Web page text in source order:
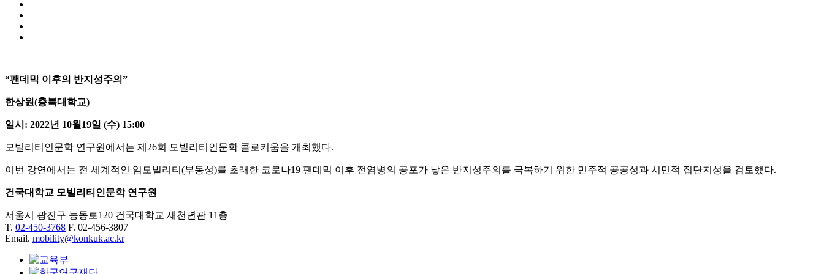
“팬데믹 이후의 반지성주의 ”
한상원(충북대학교)
일시: 2022년 10월19일 (수) 15:00
모빌리티인문학 연구원에서는 제26회 모빌리티인문학 콜로키움을 개최했다.
이번 강연에서는 전 세계적인 임모빌리티(부동성)를 초래한 코로나19 팬데믹 이후 전염병의 공포가 낳은 반지성주의를 극복하기 위한 민주적 공공성과 시민적 집단지성을 검토했다.
건국대학교 모빌리티인문학 연구원
서울시 광진구 능동로120 건국대학교 새천년관 11층
T. 02-450-3768 F. 02-456-3807
Email. mobility@konkuk.ac.kr